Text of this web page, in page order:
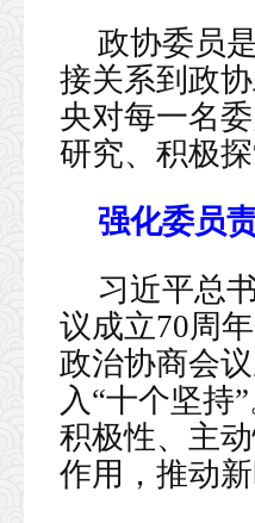
政协委员
接关系到政
央对每一名
研究、积极探
强化委员
习近平总
议成立70周
政治协商会
入“十个坚持
积极性、主
作用，推动